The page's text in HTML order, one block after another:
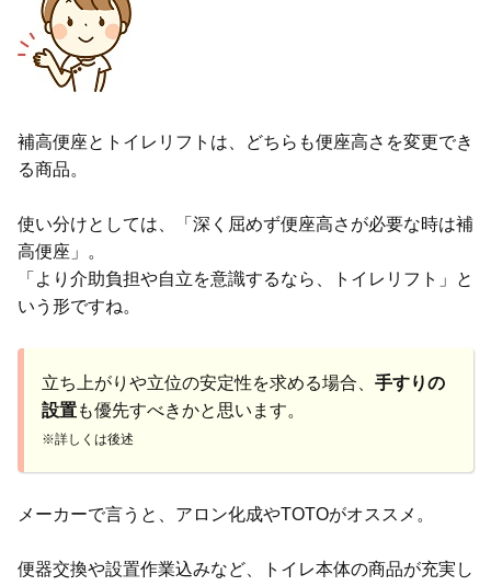
補高便座とトイレリフトは、どちらも便座高さを変更でき
る商品。
使い分けとしては、「深く屈めず便座高さが必要な時は補
高便座」。
「より介助負担や自立を意識するなら、トイレリフト」と
いう形ですね。
立ち上がりや立位の安定性を求める場合、 手すりの
設置も優先すべきかと思います。
※詳しくは後述
メーカーで言うと、アロン化成やTOTOがオススメ。
便器交換や設置作業込みなど、トイレ本体の商品が充実し